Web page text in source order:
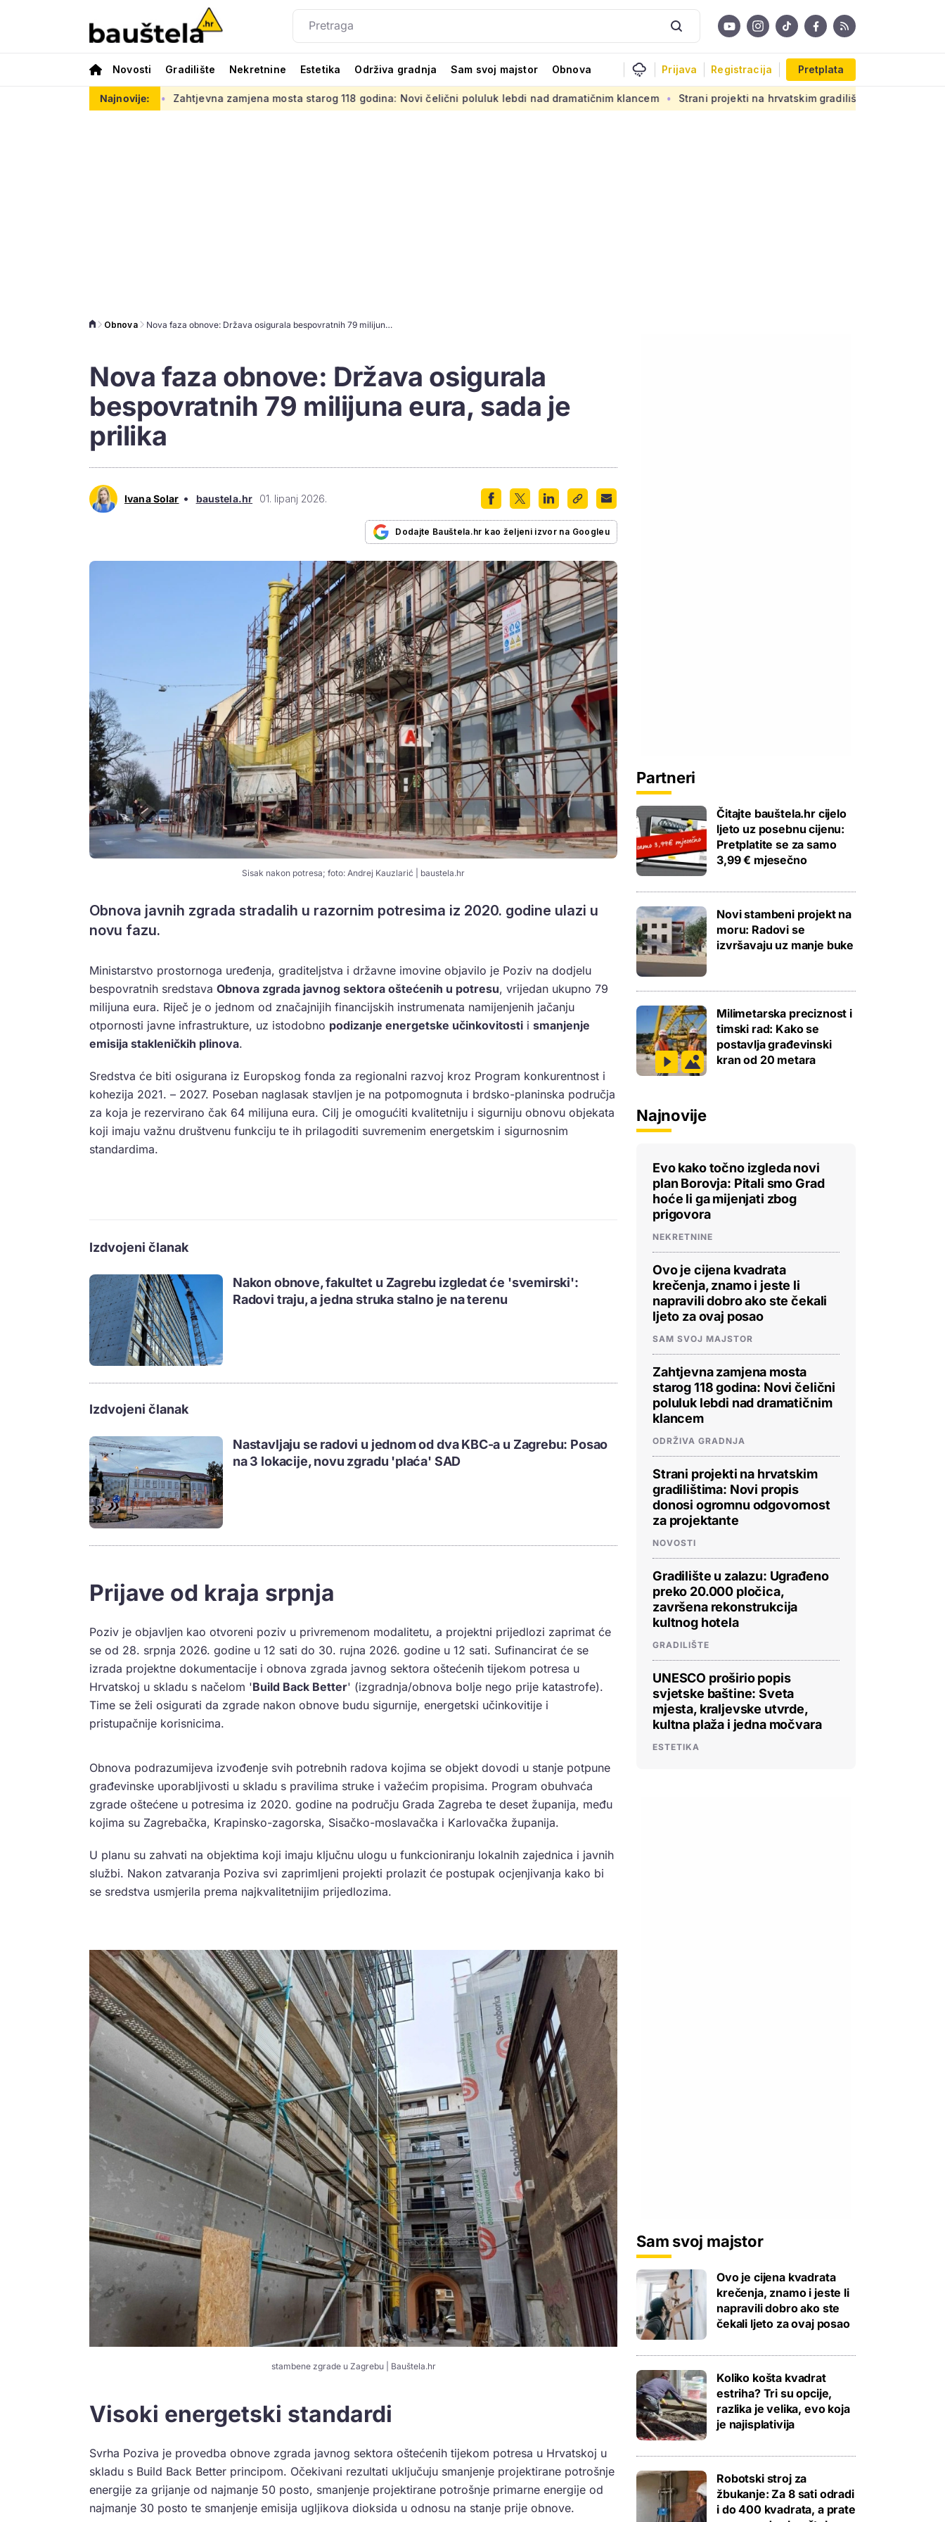
Novosti Gradilište Nekretnine Estetika Održiva gradnja Sam svoj majstor Obnova Prijava Registracija Pretplata
Najnovije:
Zahtjevna zamjena mosta starog 118 godina: Novi čelični poluluk lebdi nad dramatičnim klancem Strani projekti na hrvatskim gradilištima: Novi propis donosi
Obnova Nova faza obnove: Država osigurala bespovratnih 79 milijuna eura, sada je prilika
Nova faza obnove: Država osigurala
bespovratnih 79 milijuna eura, sada je
prilika
Ivana Solar • baustela.hr 01. lipanj 2026.
Dodajte Bauštela.hr kao željeni izvor na Googleu
Sisak nakon potresa; foto: Andrej Kauzlarić | baustela.hr
Obnova javnih zgrada stradalih u razornim potresima iz 2020. godine ulazi u
novu fazu.
Ministarstvo prostornoga uređenja, graditeljstva i državne imovine objavilo je Poziv na dodjelu
bespovratnih sredstava Obnova zgrada javnog sektora oštećenih u potresu, vrijedan ukupno 79
milijuna eura. Riječ je o jednom od značajnijih financijskih instrumenata namijenjenih jačanju
otpornosti javne infrastrukture, uz istodobno podizanje energetske učinkovitosti i smanjenje
emisija stakleničkih plinova.
Sredstva će biti osigurana iz Europskog fonda za regionalni razvoj kroz Program konkurentnost i
kohezija 2021. – 2027. Poseban naglasak stavljen je na potpomognuta i brdsko-planinska područja
za koja je rezervirano čak 64 milijuna eura. Cilj je omogućiti kvalitetniju i sigurniju obnovu objekata
koji imaju važnu društvenu funkciju te ih prilagoditi suvremenim energetskim i sigurnosnim
standardima.
Izdvojeni članak
Nakon obnove, fakultet u Zagrebu izgledat će 'svemirski':
Radovi traju, a jedna struka stalno je na terenu
Izdvojeni članak
Nastavljaju se radovi u jednom od dva KBC-a u Zagrebu: Posao
na 3 lokacije, novu zgradu 'plaća' SAD
Prijave od kraja srpnja
Poziv je objavljen kao otvoreni poziv u privremenom modalitetu, a projektni prijedlozi zaprimat će
se od 28. srpnja 2026. godine u 12 sati do 30. rujna 2026. godine u 12 sati. Sufinancirat će se
izrada projektne dokumentacije i obnova zgrada javnog sektora oštećenih tijekom potresa u
Hrvatskoj u skladu s načelom 'Build Back Better' (izgradnja/obnova bolje nego prije katastrofe).
Time se želi osigurati da zgrade nakon obnove budu sigurnije, energetski učinkovitije i
pristupačnije korisnicima.
Obnova podrazumijeva izvođenje svih potrebnih radova kojima se objekt dovodi u stanje potpune
građevinske uporabljivosti u skladu s pravilima struke i važećim propisima. Program obuhvaća
zgrade oštećene u potresima iz 2020. godine na području Grada Zagreba te deset županija, među
kojima su Zagrebačka, Krapinsko-zagorska, Sisačko-moslavačka i Karlovačka županija.
U planu su zahvati na objektima koji imaju ključnu ulogu u funkcioniranju lokalnih zajednica i javnih
službi. Nakon zatvaranja Poziva svi zaprimljeni projekti prolazit će postupak ocjenjivanja kako bi
se sredstva usmjerila prema najkvalitetnijim prijedlozima.
stambene zgrade u Zagrebu | Bauštela.hr
Visoki energetski standardi
Svrha Poziva je provedba obnove zgrada javnog sektora oštećenih tijekom potresa u Hrvatskoj u
skladu s Build Back Better principom. Očekivani rezultati uključuju smanjenje projektirane potrošnje
energije za grijanje od najmanje 50 posto, smanjenje projektirane potrošnje primarne energije od
najmanje 30 posto te smanjenje emisija ugljikova dioksida u odnosu na stanje prije obnove.
Partneri
Čitajte bauštela.hr cijelo
ljeto uz posebnu cijenu:
Pretplatite se za samo
3,99 € mjesečno
Novi stambeni projekt na
moru: Radovi se
izvršavaju uz manje buke
Milimetarska preciznost i
timski rad: Kako se
postavlja građevinski
kran od 20 metara
Najnovije
Evo kako točno izgleda novi
plan Borovja: Pitali smo Grad
hoće li ga mijenjati zbog
prigovora
NEKRETNINE
Ovo je cijena kvadrata
krečenja, znamo i jeste li
napravili dobro ako ste čekali
ljeto za ovaj posao
SAM SVOJ MAJSTOR
Zahtjevna zamjena mosta
starog 118 godina: Novi čelični
poluluk lebdi nad dramatičnim
klancem
ODRŽIVA GRADNJA
Strani projekti na hrvatskim
gradilištima: Novi propis
donosi ogromnu odgovornost
za projektante
NOVOSTI
Gradilište u zalazu: Ugrađeno
preko 20.000 pločica,
završena rekonstrukcija
kultnog hotela
GRADILIŠTE
UNESCO proširio popis
svjetske baštine: Sveta
mjesta, kraljevske utvrde,
kultna plaža i jedna močvara
ESTETIKA
Sam svoj majstor
Ovo je cijena kvadrata
krečenja, znamo i jeste li
napravili dobro ako ste
čekali ljeto za ovaj posao
Koliko košta kvadrat
estriha? Tri su opcije,
razlika je velika, evo koja
je najisplativija
Robotski stroj za
žbukanje: Za 8 sati odradi
i do 400 kvadrata, a prate